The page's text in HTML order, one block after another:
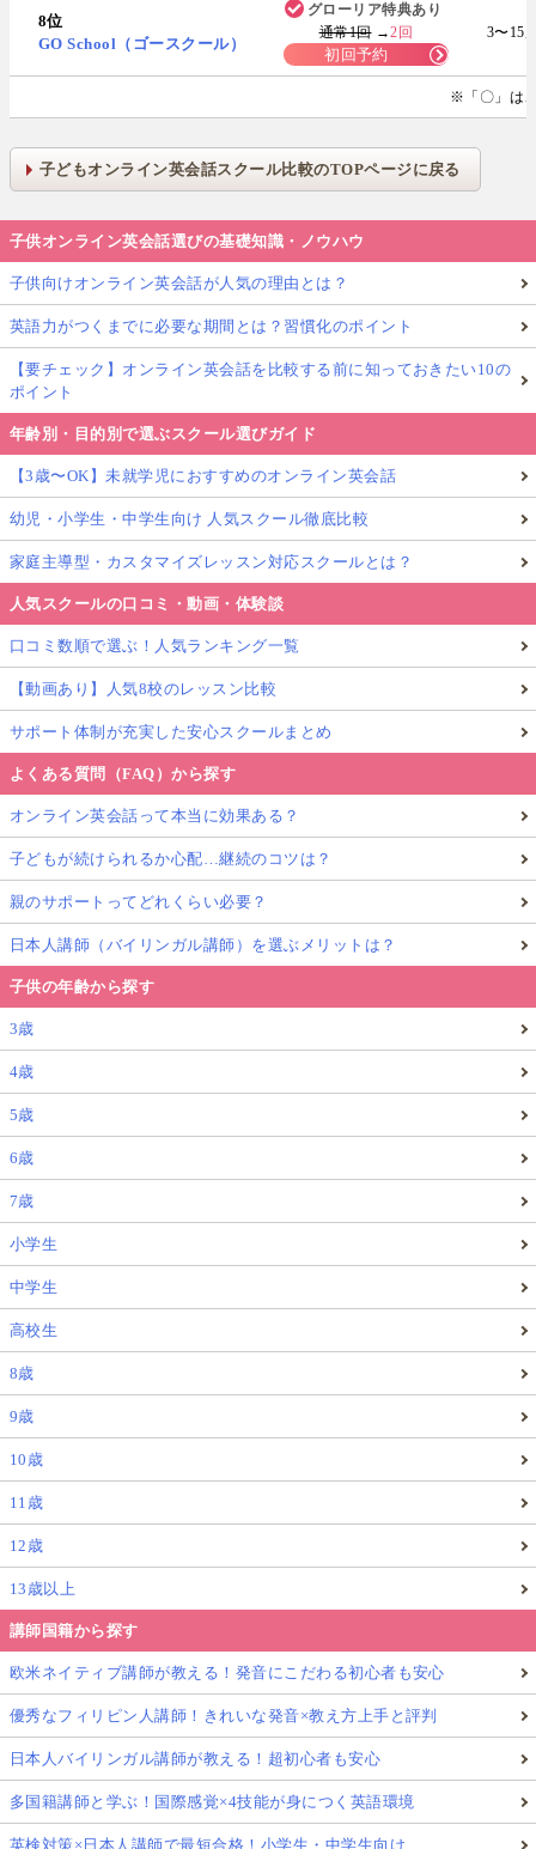
8位
GO School（ゴースクール）
グローリア特典あり
通常1回→2回
初回予約
3〜15
※「〇」は
子どもオンライン英会話スクール比較のTOPページに戻る
子供オンライン英会話選びの基礎知識・ノウハウ
子供向けオンライン英会話が人気の理由とは？
英語力がつくまでに必要な期間とは？習慣化のポイント
【要チェック】オンライン英会話を比較する前に知っておきたい10の
ポイント
年齢別・目的別で選ぶスクール選びガイド
【3歳〜OK】未就学児におすすめのオンライン英会話
幼児・小学生・中学生向け 人気スクール徹底比較
家庭主導型・カスタマイズレッスン対応スクールとは？
人気スクールの口コミ・動画・体験談
口コミ数順で選ぶ！人気ランキング一覧
【動画あり】人気8校のレッスン比較
サポート体制が充実した安心スクールまとめ
よくある質問（FAQ）から探す
オンライン英会話って本当に効果ある？
子どもが続けられるか心配…継続のコツは？
親のサポートってどれくらい必要？
日本人講師（バイリンガル講師）を選ぶメリットは？
子供の年齢から探す
3歳
4歳
5歳
6歳
7歳
小学生
中学生
高校生
8歳
9歳
10歳
11歳
12歳
13歳以上
講師国籍から探す
欧米ネイティブ講師が教える！発音にこだわる初心者も安心
優秀なフィリピン人講師！きれいな発音×教え方上手と評判
日本人バイリンガル講師が教える！超初心者も安心
多国籍講師と学ぶ！国際感覚×4技能が身につく英語環境
英検対策×日本人講師で最短合格！小学生・中学生向け